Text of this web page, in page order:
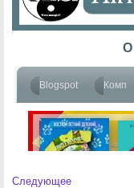
Следующее